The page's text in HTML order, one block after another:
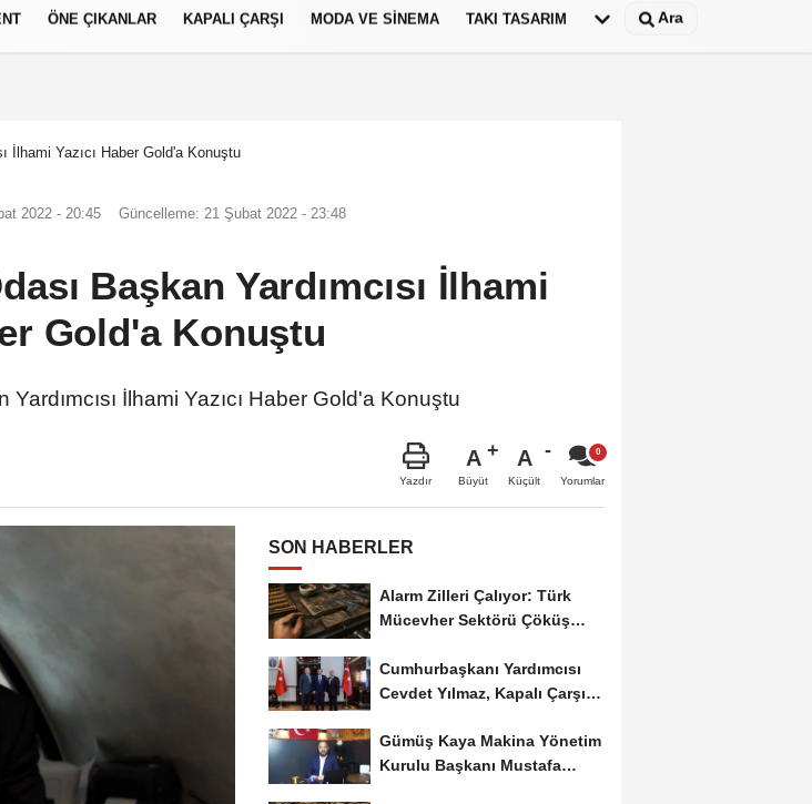
русский Spanish Deutsch
ÖNE ÇIKANLAR KAPALI ÇARŞI MODA VE SINEMA TAKI TASARIM Ara
İlhami Yazıcı Haber Gold'a Konuştu
2022 - 20:45 Güncelleme: 21 Şubat 2022 - 23:48
Başkan Yardımcısı İlhami
Gold'a Konuştu
İlhami Yazıcı Haber Gold'a Konuştu
Yazdır
A
Büyüt
A
Küçült Yorumlar
SON HABERLER
Alarm Zilleri Çalıyor: Türk
Mücevher Sektörü Çöküş
Cumhurbaşkanı Yardımcısı
Cevdet Yılmaz, Kapalı Çarşı
Gümüş Kaya Makina Yönetim
Kurulu Başkanı Mustafa